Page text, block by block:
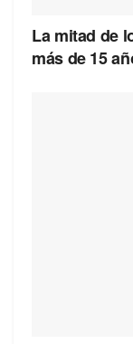
La mitad de
más de 15